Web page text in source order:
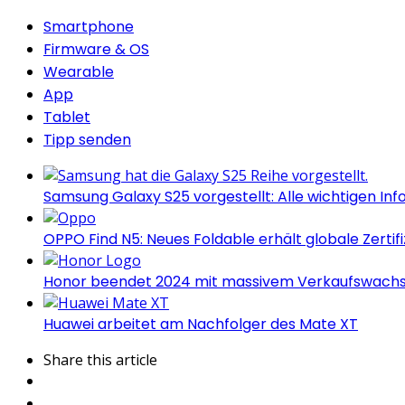
Smartphone
Firmware & OS
Wearable
App
Tablet
Tipp senden
Samsung Galaxy S25 vorgestellt: Alle wichtigen
OPPO Find N5: Neues Foldable erhält globale
Honor beendet 2024 mit massivem
Huawei arbeitet am Nachfolger des Mate XT
Share this article